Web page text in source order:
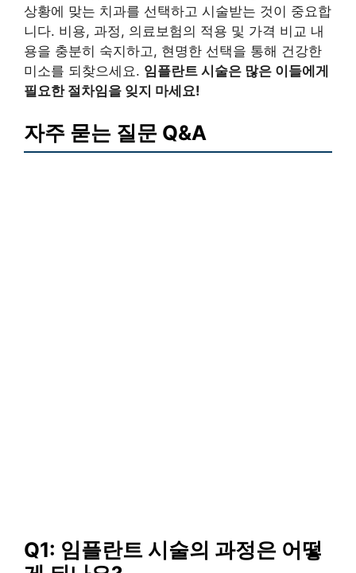
상황에 맞는 치과를 선택하고 시술받는 것이 중요합
니다. 비용, 과정, 의료보험의 적용 및 가격 비교 내
용을 충분히 숙지하고, 현명한 선택을 통해 건강한
미소를 되찾으세요. 임플란트 시술은 많은 이들에게
필요한 절차임을 잊지 마세요!
자주 묻는 질문 Q&A
Q1: 임플란트 시술의 과정은 어떻